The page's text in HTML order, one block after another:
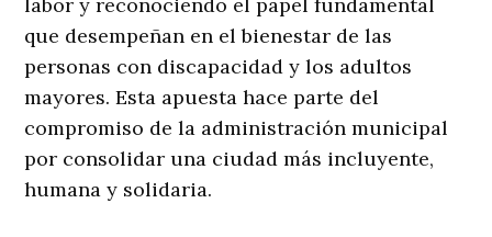
que desempeñan en el bienestar de las
personas con discapacidad y los adultos
mayores. Esta apuesta hace parte del
compromiso de la administración municipal
por consolidar una ciudad más incluyente,
humana y solidaria.